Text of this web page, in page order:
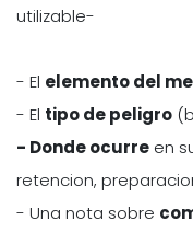
utilizable-
- El elemento del
- El tipo de peligro
- Donde ocurre en
retencion,
- Una nota sobre